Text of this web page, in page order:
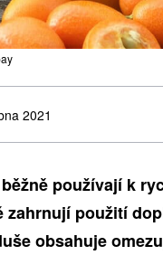
2021
používají k
zahrnují použití
obsahuje